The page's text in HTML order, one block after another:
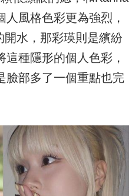
風格色彩更為強烈，
水，那彩瑛則是繽紛
種隱形的個人色彩，
臉部多了一個重點也完